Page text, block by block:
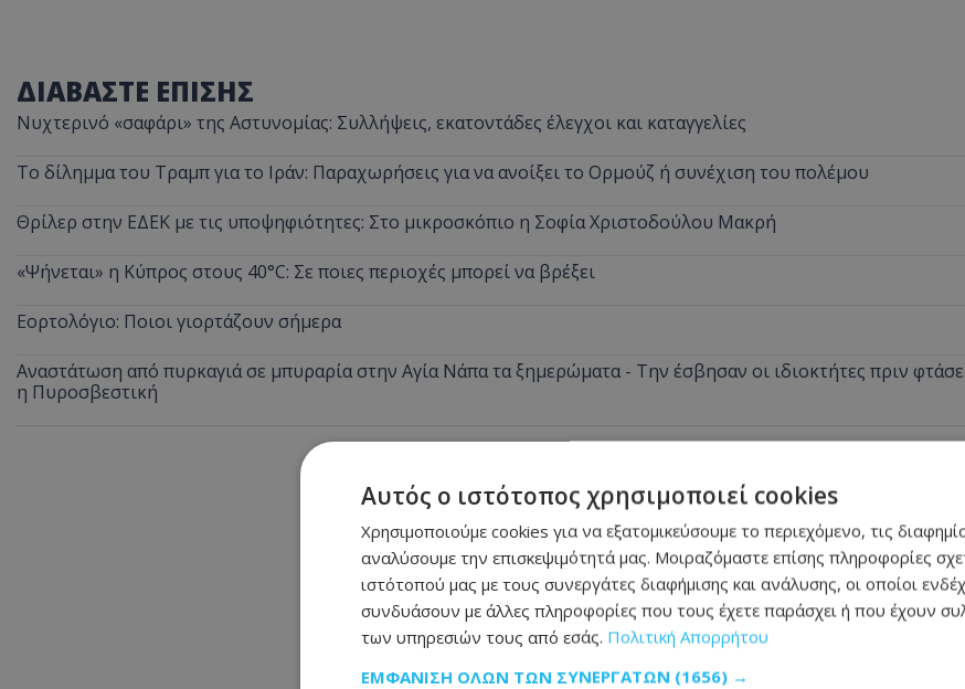
ΔΙΑΒΑΣΤΕ ΕΠΙΣΗΣ
Νυχτερινό «σαφάρι» της Αστυνομίας: Συλλήψεις, εκατοντάδες έλεγχοι και καταγγελίες
Το δίλημμα του Τραμπ για το Ιράν: Παραχωρήσεις για να ανοίξει το Ορμούζ ή συνέχιση του πολέμου
Θρίλερ στην ΕΔΕΚ με τις υποψηφιότητες: Στο μικροσκόπιο η Σοφία Χριστοδούλου Μακρή
«Ψήνεται» η Κύπρος στους 40°C: Σε ποιες περιοχές μπορεί να βρέξει
Εορτολόγιο: Ποιοι γιορτάζουν σήμερα
Αναστάτωση από πυρκαγιά σε μπυραρία στην Αγία Νάπα τα ξημερώματα - Την έσβησαν οι ιδιοκτήτες πριν
η Πυροσβεστική
Αυτός ο ιστότοπος χρησιμοποιεί cookies
Χρησιμοποιούμε cookies για να εξατομικεύσουμε το περιεχόμενο, τις
αναλύσουμε την επισκεψιμότητά μας. Μοιραζόμαστε επίσης πληροφορίες
ιστότοπού μας με τους συνεργάτες διαφήμισης και ανάλυσης, οι οποίοι
συνδυάσουν με άλλες πληροφορίες που τους έχετε παράσχει ή που έχουν
των υπηρεσιών τους από εσάς. Πολιτική Απορρήτου
ΕΜΦΆΝΙΣΗ ΌΛΩΝ ΤΩΝ ΣΥΝΕΡΓΑΤΏΝ (1656) →